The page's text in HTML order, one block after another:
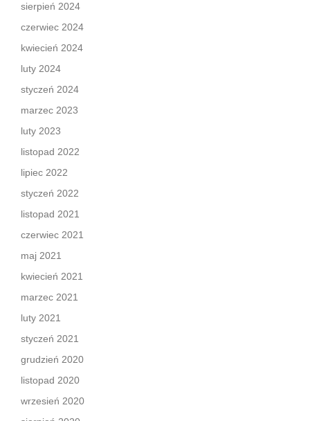
sierpień 2024
czerwiec 2024
kwiecień 2024
luty 2024
styczeń 2024
marzec 2023
luty 2023
listopad 2022
lipiec 2022
styczeń 2022
listopad 2021
czerwiec 2021
maj 2021
kwiecień 2021
marzec 2021
luty 2021
styczeń 2021
grudzień 2020
listopad 2020
wrzesień 2020